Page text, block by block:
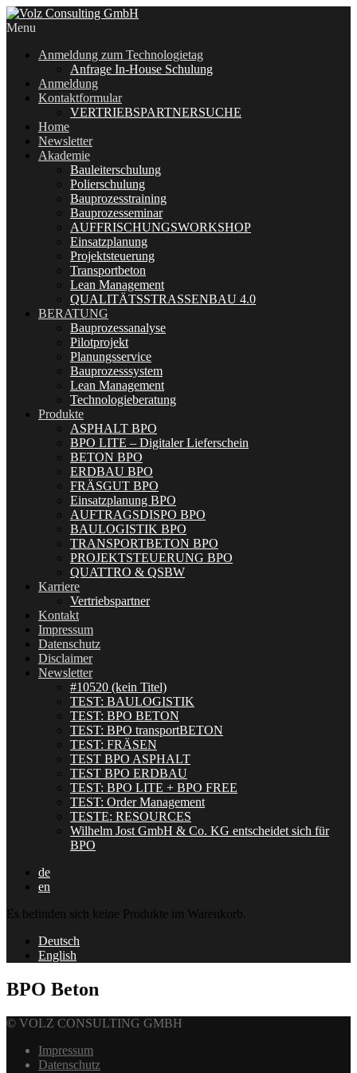
Menu
Anmeldung zum Technologietag
Anfrage In-House Schulung
Anmeldung
Kontaktformular
VERTRIEBSPARTNERSUCHE
Home
Newsletter
Akademie
Bauleiterschulung
Polierschulung
Bauprozesstraining
Bauprozesseminar
AUFFRISCHUNGSWORKSHOP
Einsatzplanung
Projektsteuerung
Transportbeton
Lean Management
QUALITÄTSSTRASSENBAU 4.0
BERATUNG
Bauprozessanalyse
Pilotprojekt
Planungsservice
Bauprozesssystem
Lean Management
Technologieberatung
Produkte
ASPHALT BPO
BPO LITE – Digitaler Lieferschein
BETON BPO
ERDBAU BPO
FRÄSGUT BPO
Einsatzplanung BPO
AUFTRAGSDISPO BPO
BAULOGISTIK BPO
TRANSPORTBETON BPO
PROJEKTSTEUERUNG BPO
QUATTRO & QSBW
Karriere
Vertriebspartner
Kontakt
Impressum
Datenschutz
Disclaimer
Newsletter
#10520 (kein Titel)
TEST: BAULOGISTIK
TEST: BPO BETON
TEST: BPO transportBETON
TEST: FRÄSEN
TEST BPO ASPHALT
TEST BPO ERDBAU
TEST: BPO LITE + BPO FREE
TEST: Order Management
TESTE: RESOURCES
Wilhelm Jost GmbH & Co. KG entscheidet sich für
BPO
de
en
Es befinden sich keine Produkte im Warenkorb.
Deutsch
English
BPO Beton
© VOLZ CONSULTING GMBH
Impressum
Datenschutz